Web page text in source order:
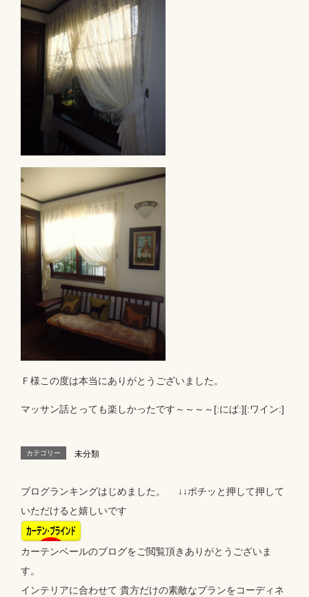
Ｆ様この度は本当にありがとうございました。
マッサン話とっても楽しかったです～～～～[:にぱ:][:ワイン:]
カテゴリー 未分類
ブログランキングはじめました。 ↓↓ポチッと押して押して
いただけると嬉しいです
カーテンベールのブログをご閲覧頂きありがとうございま
す。
インテリアに合わせて 貴方だけの素敵なプランをコーディネ